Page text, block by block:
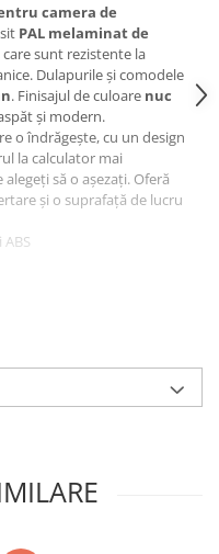
camera de
PAL melaminat de
care sunt rezistente la
Dulapurile şi comodele
. Finisajul de culoare nuc
şi modern.
o îndrăgeşte, cu un design
la calculator mai
să o aşezaţi. Oferă
şi o suprafaţă de lucru